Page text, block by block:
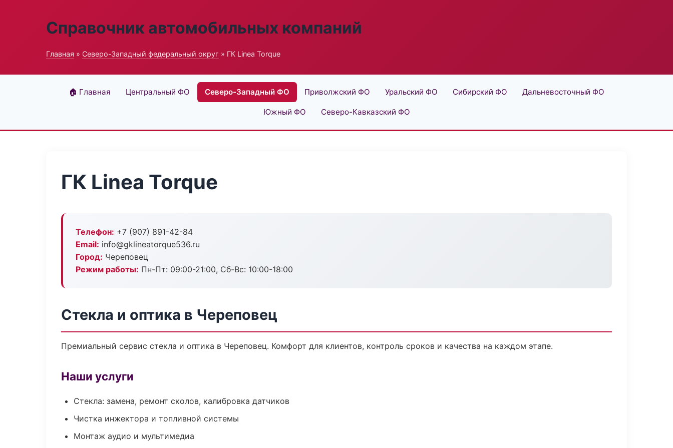
Справочник автомобильных компаний
Главная » Северо-Западный федеральный округ » ГК Linea Torque
🏠 Главная Центральный ФО Северо-Западный ФО Приволжский ФО Уральский ФО Сибирский ФО Дальневосточный ФО
Южный ФО Северо-Кавказский ФО
ГК Linea Torque
Телефон: +7 (907) 891-42-84
Email: info@gklineatorque536.ru
Город: Череповец
Режим работы: Пн-Пт: 09:00-21:00, Сб-Вс: 10:00-18:00
Стекла и оптика в Череповец
Премиальный сервис стекла и оптика в Череповец. Комфорт для клиентов, контроль сроков и качества на каждом этапе.
Наши услуги
Стекла: замена, ремонт сколов, калибровка датчиков
Чистка инжектора и топливной системы
Монтаж аудио и мультимедиа